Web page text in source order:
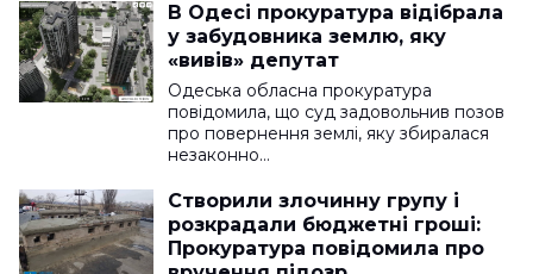
В Одесі прокуратура відібрала
у забудовника землю, яку
«вивів» депутат
Одеська обласна прокуратура
повідомила, що суд задовольнив позов
про повернення землі, яку збиралася
незаконно…
Створили злочинну групу і
розкрадали бюджетні гроші:
Прокуратура повідомила про